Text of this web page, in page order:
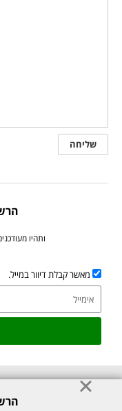
ותהיו
מאשר קבלת דיוור במייל.